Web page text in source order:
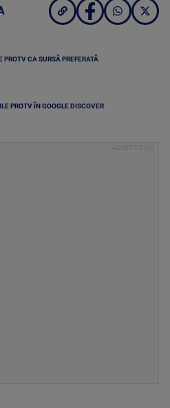
PROTV CA SURSĂ PREFERATĂ
PROTV ÎN GOOGLE DISCOVER